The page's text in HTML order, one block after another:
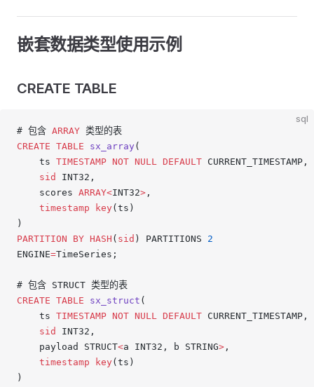
嵌套数据类型使用示例
CREATE TABLE
sql
# 包含 ARRAY 类型的表
CREATE TABLE sx_array (
    ts
TIMESTAMP NOT NULL DEFAULT CURRENT_TIMESTAMP,
    sid
INT32,
    scores
ARRAY<INT32> ,
    timestamp
key(ts)
)
PARTITION BY HASH ( sid ) PARTITIONS 2
ENGINE=TimeSeries;
# 包含 STRUCT 类型的表
CREATE TABLE sx_struct (
    ts
TIMESTAMP NOT NULL DEFAULT CURRENT_TIMESTAMP,
    sid
INT32,
    payload STRUCT
<a INT32, b STRING> ,
    timestamp
key(ts)
)